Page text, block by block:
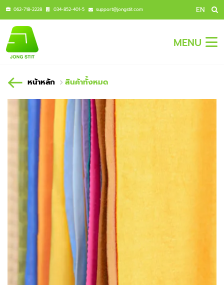
062-718-2228 034-852-401-5 support@jongstit.com EN
MENU
หน้าหลัก สินค้าทั้งหมด